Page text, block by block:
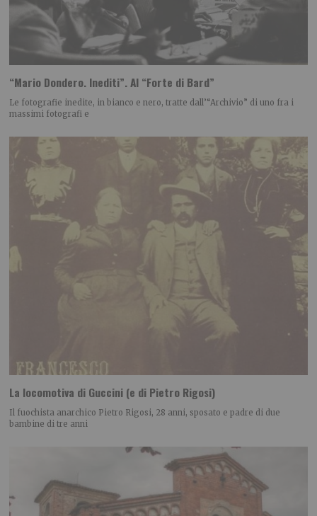
“Mario Dondero. Inediti”. Al “Forte di Bard”
Le fotografie inedite, in bianco e nero, tratte dall’“Archivio” di uno fra i
massimi fotografi e
La locomotiva di Guccini (e di Pietro Rigosi)
Il fuochista anarchico Pietro Rigosi, 28 anni, sposato e padre di due
bambine di tre anni